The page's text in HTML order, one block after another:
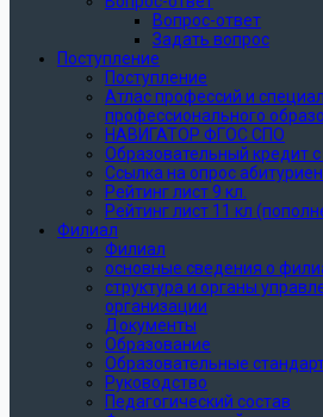
Вопрос-ответ
Задать вопрос
Поступление
Поступление
Атлас профессий и
профессионального
НАВИГАТОР ФГОС СПО
Образовательный кредит
Ссылка на опрос
Рейтинг лист 9 кл.
Рейтинг лист 11 кл
Филиал
Филиал
основные сведения о
структура и органы
организации
Документы
Образование
Образовательные
Руководство
Педагогический состав